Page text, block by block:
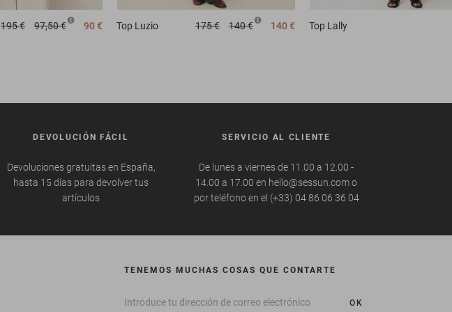
195 € 97,50 € 90 € Top Luzio 175 € 140 € 140 € Top Lally
DEVOLUCIÓN FÁCIL
Devoluciones gratuitas en España,
hasta 15 días para devolver tus
artículos
SERVICIO AL CLIENTE
De lunes a viernes de 11.00 a 12.00 -
14.00 a 17.00 en hello@sessun.com o
por teléfono en el (+33) 04 86 06 36 04
TENEMOS MUCHAS COSAS QUE CONTARTE
OK